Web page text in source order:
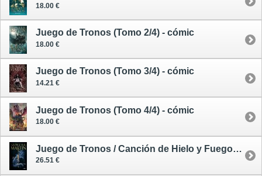
18.00 €
Juego de Tronos (Tomo 2/4) - cómic
18.00 €
Juego de Tronos (Tomo 3/4) - cómic
14.21 €
Juego de Tronos (Tomo 4/4) - cómic
18.00 €
Juego de Tronos / Canción de Hielo y Fuego 1 - tapa dura
26.51 €